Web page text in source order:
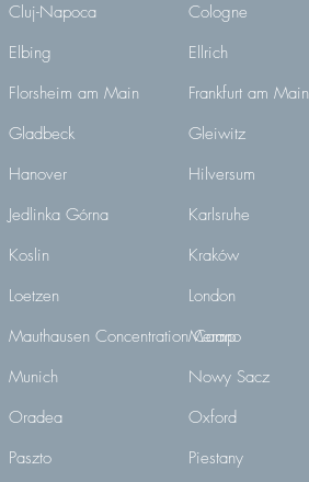
Cluj-Napoca
Elbing
Florsheim am Main
Gladbeck
Hanover
Jedlinka Górna
Koslin
Loetzen
Mauthausen Concentration Camp
Munich
Oradea
Paszto
Cologne
Ellrich
Frankfurt am Main
Gleiwitz
Hilversum
Karlsruhe
Kraków
London
Merano
Nowy Sacz
Oxford
Piestany